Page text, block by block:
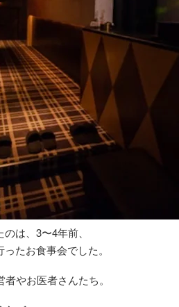
は、3〜4年前、
たお食事会でした。
やお医者さんたち。